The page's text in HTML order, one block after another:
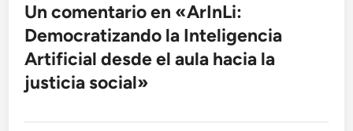
Un comentario en «ArInLi:
Democratizando la Inteligencia
Artificial desde el aula hacia la
justicia social»